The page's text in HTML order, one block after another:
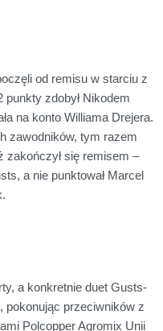
od remisu w starciu z
zdobył Nikodem
na konto Williama Drejera.
zawodników, tym razem
zakończył się remisem –
a nie punktował Marcel
a konkretnie duet Gusts-
pokonując przeciwników z
Polcopper Agromix Unii